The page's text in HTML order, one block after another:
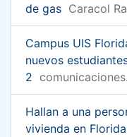
de gas Caracol
Campus UIS
nuevos
2
Hallan a una
vivienda en